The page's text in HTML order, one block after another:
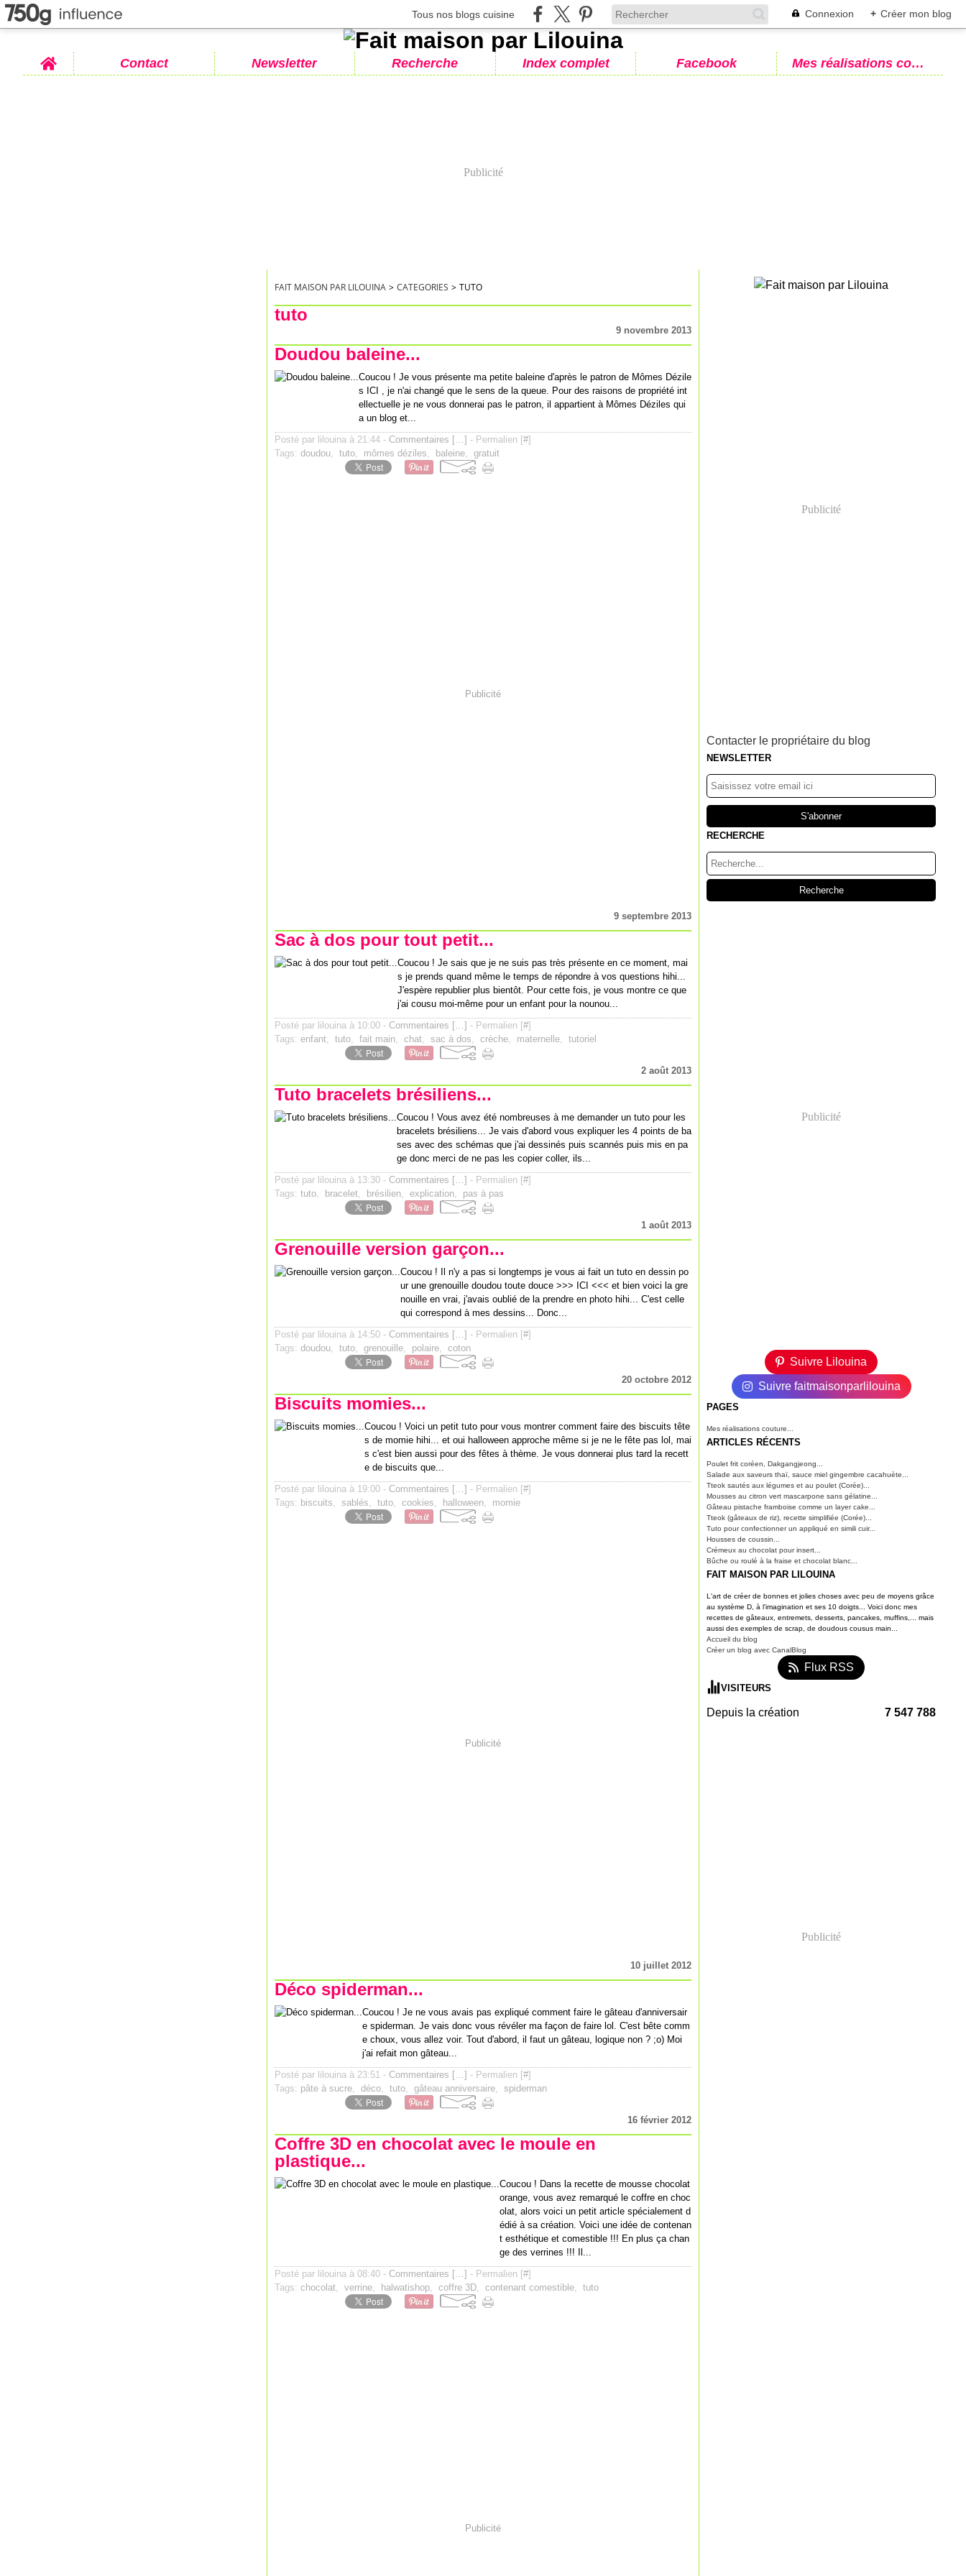
Tous nos blogs cuisine Connexion + Créer mon blog
Home Contact Newsletter Recherche Index complet Facebook Mes réalisations couture
Publicité
FAIT MAISON PAR LILOUINA > CATEGORIES > TUTO
tuto
9 novembre 2013
Doudou baleine...
Coucou ! Je vous présente ma petite baleine d'après le patron de Mômes Dézile
s ICI , je n'ai changé que le sens de la queue. Pour des raisons de propriété int
ellectuelle je ne vous donnerai pas le patron, il appartient à Mômes Déziles qui
a un blog et...
Posté par lilouina à 21:44 - Commentaires […] - Permalien [#]
Tags: doudou, tuto, mômes déziles, baleine, gratuit
Publicité
9 septembre 2013
Sac à dos pour tout petit...
Coucou ! Je sais que je ne suis pas très présente en ce moment, mai
s je prends quand même le temps de répondre à vos questions hihi...
J'espère republier plus bientôt. Pour cette fois, je vous montre ce que
j'ai cousu moi-même pour un enfant pour la nounou...
Posté par lilouina à 10:00 - Commentaires […] - Permalien [#]
Tags: enfant, tuto, fait main, chat, sac à dos, crèche, maternelle, tutoriel
2 août 2013
Tuto bracelets brésiliens...
Coucou ! Vous avez été nombreuses à me demander un tuto pour les
bracelets brésiliens... Je vais d'abord vous expliquer les 4 points de ba
ses avec des schémas que j'ai dessinés puis scannés puis mis en pa
ge donc merci de ne pas les copier coller, ils...
Posté par lilouina à 13:30 - Commentaires […] - Permalien [#]
Tags: tuto, bracelet, brésilien, explication, pas à pas
1 août 2013
Grenouille version garçon...
Coucou ! Il n'y a pas si longtemps je vous ai fait un tuto en dessin po
ur une grenouille doudou toute douce >>> ICI <<< et bien voici la gre
nouille en vrai, j'avais oublié de la prendre en photo hihi... C'est celle
qui correspond à mes dessins... Donc...
Posté par lilouina à 14:50 - Commentaires […] - Permalien [#]
Tags: doudou, tuto, grenouille, polaire, coton
20 octobre 2012
Biscuits momies...
Coucou ! Voici un petit tuto pour vous montrer comment faire des biscuits tête
s de momie hihi... et oui halloween approche même si je ne le fête pas lol, mai
s c'est bien aussi pour des fêtes à thème. Je vous donnerai plus tard la recett
e de biscuits que...
Posté par lilouina à 19:00 - Commentaires […] - Permalien [#]
Tags: biscuits, sablés, tuto, cookies, halloween, momie
Publicité
10 juillet 2012
Déco spiderman...
Coucou ! Je ne vous avais pas expliqué comment faire le gâteau d'anniversair
e spiderman. Je vais donc vous révéler ma façon de faire lol. C'est bête comm
e choux, vous allez voir. Tout d'abord, il faut un gâteau, logique non ? ;o) Moi
j'ai refait mon gâteau...
Posté par lilouina à 23:51 - Commentaires […] - Permalien [#]
Tags: pâte à sucre, déco, tuto, gâteau anniversaire, spiderman
16 février 2012
Coffre 3D en chocolat avec le moule en
plastique...
Coucou ! Dans la recette de mousse chocolat
orange, vous avez remarqué le coffre en choc
olat, alors voici un petit article spécialement d
édié à sa création. Voici une idée de contenan
t esthétique et comestible !!! En plus ça chan
ge des verrines !!! Il...
Posté par lilouina à 08:40 - Commentaires […] - Permalien [#]
Tags: chocolat, verrine, halwatishop, coffre 3D, contenant comestible, tuto
Publicité
Publicité
Contacter le propriétaire du blog
NEWSLETTER
RECHERCHE
Publicité
Suivre Lilouina
Suivre faitmaisonparlilouina
PAGES
Mes réalisations couture...
ARTICLES RÉCENTS
Poulet frit coréen, Dakgangjeong...
Salade aux saveurs thaï, sauce miel gingembre cacahuète...
Tteok sautés aux légumes et au poulet (Corée)...
Mousses au citron vert mascarpone sans gélatine...
Gâteau pistache framboise comme un layer cake...
Tteok (gâteaux de riz), recette simplifiée (Corée)...
Tuto pour confectionner un appliqué en simili cuir...
Housses de coussin...
Crémeux au chocolat pour insert...
Bûche ou roulé à la fraise et chocolat blanc...
FAIT MAISON PAR LILOUINA
L'art de créer de bonnes et jolies choses avec peu de moyens grâce
au système D, à l'imagination et ses 10 doigts... Voici donc mes
recettes de gâteaux, entremets, desserts, pancakes, muffins,... mais
aussi des exemples de scrap, de doudous cousus main...
Accueil du blog
Créer un blog avec CanalBlog
Flux RSS
VISITEURS
Depuis la création 7 547 788
Publicité